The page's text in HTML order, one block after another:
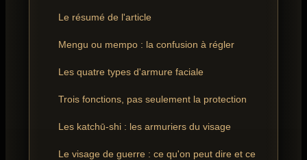
Le résumé de l'article
Mengu ou mempo : la confusion à régler
Les quatre types d'armure faciale
Trois fonctions, pas seulement la protection
Les katchū-shi : les armuriers du visage
Le visage de guerre : ce qu'on peut dire et ce